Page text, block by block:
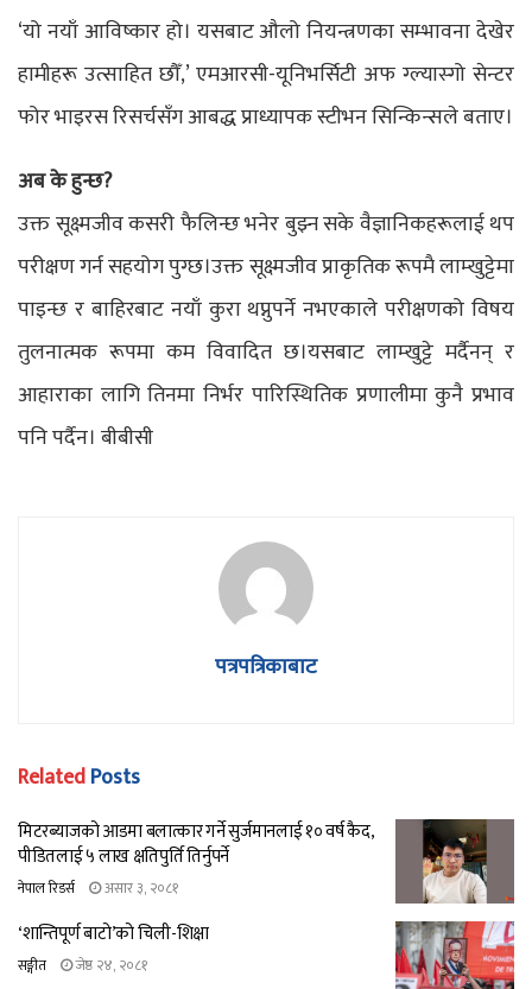
‘यो नयाँ आविष्कार हो। यसबाट औलो नियन्त्रणका सम्भावना देखेर
हामीहरू उत्साहित छौँ,’ एमआरसी-यूनिभर्सिटी अफ ग्ल्यास्गो सेन्टर
फोर भाइरस रिसर्चसँग आबद्ध प्राध्यापक स्टीभन सिन्किन्सले बताए।
अब के हुन्छ?
उक्त सूक्ष्मजीव कसरी फैलिन्छ भनेर बुझ्न सके वैज्ञानिकहरूलाई थप
परीक्षण गर्न सहयोग पुग्छ।उक्त सूक्ष्मजीव प्राकृतिक रूपमै लाम्खुट्टेमा
पाइन्छ र बाहिरबाट नयाँ कुरा थप्नुपर्ने नभएकाले परीक्षणको विषय
तुलनात्मक रूपमा कम विवादित छ।यसबाट लाम्खुट्टे मर्दैनन् र
आहाराका लागि तिनमा निर्भर पारिस्थितिक प्रणालीमा कुनै प्रभाव
पनि पर्दैन। बीबीसी
पत्रपत्रिकाबाट
RelatedPosts
मिटरब्याजको आडमा बलात्कार गर्ने सुर्जमानलाई १० वर्ष कैद,
पीडितलाई ५ लाख क्षतिपुर्ति तिर्नुपर्ने
नेपाल रिडर्स असार ३, २०८१
‘शान्तिपूर्ण बाटो’को चिली-शिक्षा
सङ्गीत जेष्ठ २४, २०८१